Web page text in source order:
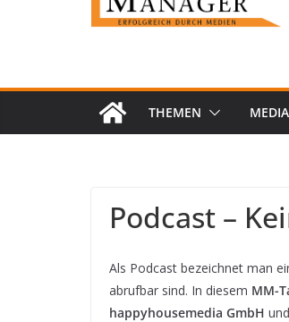
THEMEN
Podcast –
Als Podcast bezeichnet man
abrufbar sind. In diesem MM-
happyhousemedia GmbH